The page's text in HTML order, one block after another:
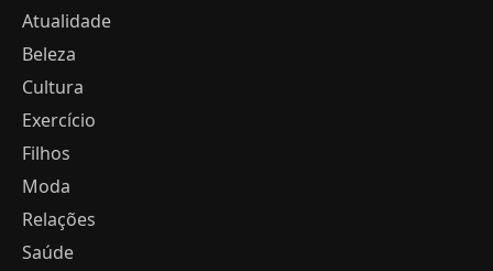
Atualidade
Beleza
Cultura
Exercício
Filhos
Moda
Relações
Saúde